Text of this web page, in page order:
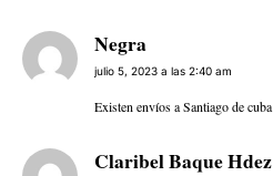
Negra
julio 5, 2023 a las 2:40 am
Existen envíos a Santiago de cuba
Claribel Baque Hdez